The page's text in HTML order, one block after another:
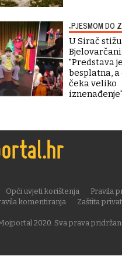
„PJESMOM DO
U Sirač
Bjelovarčani:
"Predstava je
besplatna, a
čeka veliko
iznenađenje"
2020. Sva prava
Opći uvjeti korištenja
Pravila
komentiranja Zaštita